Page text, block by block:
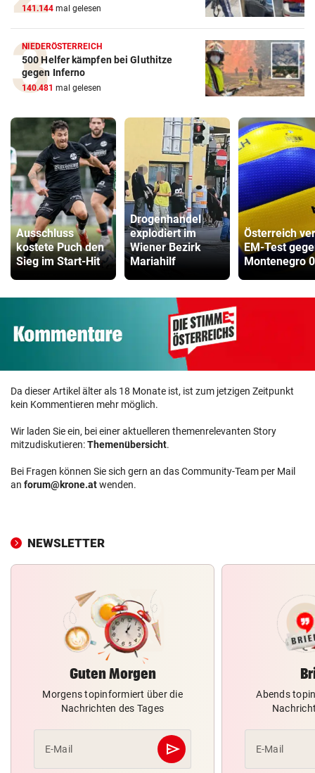
141.144 mal gelesen
NIEDERÖSTERREICH
500 Helfer kämpfen bei Gluthitze
gegen Inferno
140.481 mal gelesen
Ausschluss
kostete Puch den
Sieg im Start-Hit
Drogenhandel
explodiert im
Wiener Bezirk
Mariahilf
Österreich
EM-Test
Montenegro
Da dieser Artikel älter als 18 Monate ist, ist zum jetzigen Zeitpunkt
kein Kommentieren mehr möglich.
Wir laden Sie ein, bei einer aktuelleren themenrelevanten Story
mitzudiskutieren:Themenübersicht.
Bei Fragen können Sie sich gern an das Community-Team per Mail
an forum@krone.atwenden.
NEWSLETTER
Guten Morgen
Morgens topinformiert über die
Nachrichten des Tages
E-Mail send
Abschicken
Abends
E-Mail